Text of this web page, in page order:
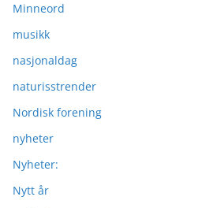
Minneord
musikk
nasjonaldag
naturisstrender
Nordisk forening
nyheter
Nyheter:
Nytt år